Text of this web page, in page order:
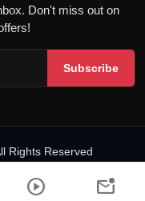
Don't miss out on
Subscribe
Rights Reserved
play_circle mark_email_unread